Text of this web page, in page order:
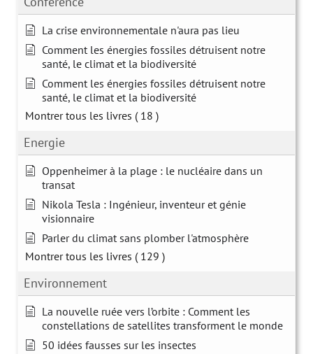
La crise environnementale n'aura pas lieu
Comment les énergies fossiles détruisent notre
santé, le climat et la biodiversité
Comment les énergies fossiles détruisent notre
santé, le climat et la biodiversité
Montrer tous les livres ( 18 )
Energie
Oppenheimer à la plage : le nucléaire dans un
transat
Nikola Tesla : Ingénieur, inventeur et génie
visionnaire
Parler du climat sans plomber l'atmosphère
Montrer tous les livres ( 129 )
Environnement
La nouvelle ruée vers l’orbite : Comment les
constellations de satellites transforment le monde
50 idées fausses sur les insectes